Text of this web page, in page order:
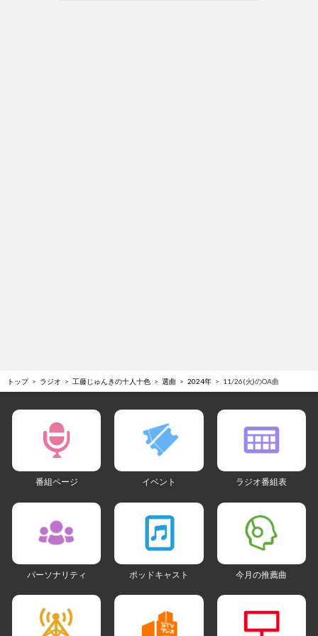
トップ ラジオ 工藤じゅんきの十人十色 選曲 2024年 11/26(火)のOA曲
番組ページ イベント ラジオ番組表
パーソナリティ ポッドキャスト 今月の推薦曲